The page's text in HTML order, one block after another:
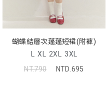
蝴蝶結層次蓬蓬短裙(附褲)
L XL 2XL 3XL
NT.790
NTD.695